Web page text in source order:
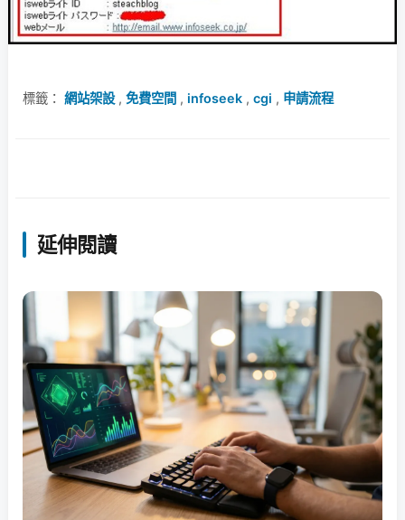
標籤： 網站架設, 免費空間 , infoseek , cgi , 申請流程
延伸閱讀